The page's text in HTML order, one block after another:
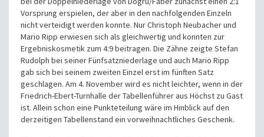
Vorsprung erspielen, der aber in den nachfolgenden Einzeln
nicht verteidigt werden konnte. Nur Christoph Neubacher und
Mario Ripp erwiesen sich als gleichwertig und konnten zur
Ergebniskosmetik zum 4:9 beitragen. Die Zähne zeigte Stefan
Rudolph bei seiner Fünfsatzniederlage und auch Mario Ripp
gab sich bei seinem zweiten Einzel erst im fünften Satz
geschlagen. Am 4. November wird es nicht leichter, wenn in der
Friedrich-Ebert-Turnhalle der Tabellenführer aus Höchst zu Gast
ist. Allein schon eine Punkteteilung wäre im Hinblick auf den
derzeitigen Tabellenstand ein vorweihnachtliches Geschenk.